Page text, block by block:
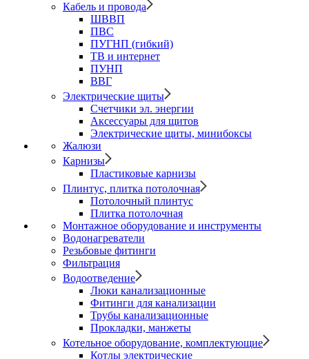
Кабель и провода
ШВВП
ПВС
ПУГНП (гибкий)
ТВ и интернет
ПУНП
ВВГ
Электрические щиты
Счетчики эл. энергии
Аксессуары для щитов
Электрические щиты, минибоксы
Жалюзи
Карнизы
Пластиковые карнизы
Плинтус, плитка потолочная
Потолочный плинтус
Плитка потолочная
Монтажное оборудование и инструменты
Водонагреватели
Резьбовые фитинги
Фильтрация
Водоотведение
Люки канализационные
Фитинги для канализации
Трубы канализационные
Прокладки, манжеты
Котельное оборудование, комплектующие
Котлы электрические